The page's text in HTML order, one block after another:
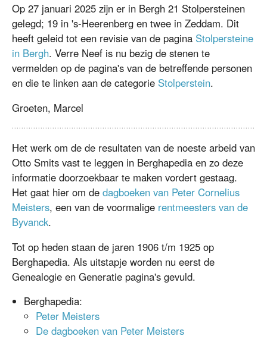
Op 27 januari 2025 zijn er in Bergh 21 Stolpersteinen
gelegd; 19 in 's-Heerenberg en twee in Zeddam. Dit
heeft geleid tot een revisie van de pagina Stolpersteine
in Bergh. Verre Neef is nu bezig de stenen te
vermelden op de pagina's van de betreffende personen
en die te linken aan de categorie Stolperstein.
Groeten, Marcel
Het werk om de de resultaten van de noeste arbeid van
Otto Smits vast te leggen in Berghapedia en zo deze
informatie doorzoekbaar te maken vordert gestaag.
Het gaat hier om de dagboeken van Peter Cornelius
Meisters, een van de voormalige rentmeesters van de
Byvanck.
Tot op heden staan de jaren 1906 t/m 1925 op
Berghapedia. Als uitstapje worden nu eerst de
Genealogie en Generatie pagina's gevuld.
Berghapedia:
Peter Meisters
De dagboeken van Peter Meisters